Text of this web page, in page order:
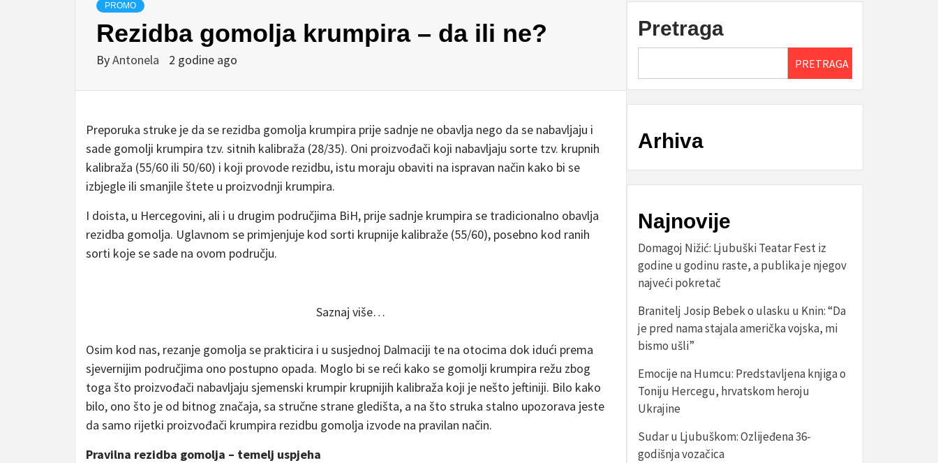
PROMO
Rezidba gomolja krumpira – da ili ne?
ByAntonela 2 godine ago
Preporuka struke je da se rezidba gomolja krumpira prije sadnje ne obavlja nego da se nabavljaju i
sade gomolji krumpira tzv. sitnih kalibraža (28/35). Oni proizvođači koji nabavljaju sorte tzv. krupnih
kalibraža (55/60 ili 50/60) i koji provode rezidbu, istu moraju obaviti na ispravan način kako bi se
izbjegle ili smanjile štete u proizvodnji krumpira.
I doista, u Hercegovini, ali i u drugim područjima BiH, prije sadnje krumpira se tradicionalno obavlja
rezidba gomolja. Uglavnom se primjenjuje kod sorti krupnije kalibraže (55/60), posebno kod ranih
sorti koje se sade na ovom području.
Saznaj više…
Osim kod nas, rezanje gomolja se prakticira i u susjednoj Dalmaciji te na otocima dok idući prema
sjevernijim područjima ono postupno opada. Moglo bi se reći kako se gomolji krumpira režu zbog
toga što proizvođači nabavljaju sjemenski krumpir krupnijih kalibraža koji je nešto jeftiniji. Bilo kako
bilo, ono što je od bitnog značaja, sa stručne strane gledišta, a na što struka stalno upozorava jeste
da samo rijetki proizvođači krumpira rezidbu gomolja izvode na pravilan način.
Pravilna rezidba gomolja – temelj uspjeha
Pretraga
PRETRAGA
Arhiva
Najnovije
Domagoj Nižić: Ljubuški Teatar Fest iz
godine u godinu raste, a publika je njegov
najveći pokretač
Branitelj Josip Bebek o ulasku u Knin: “Da
je pred nama stajala američka vojska, mi
bismo ušli”
Emocije na Humcu: Predstavljena knjiga o
Toniju Hercegu, hrvatskom heroju
Ukrajine
Sudar u Ljubuškom: Ozlijeđena 36-
godišnja vozačica